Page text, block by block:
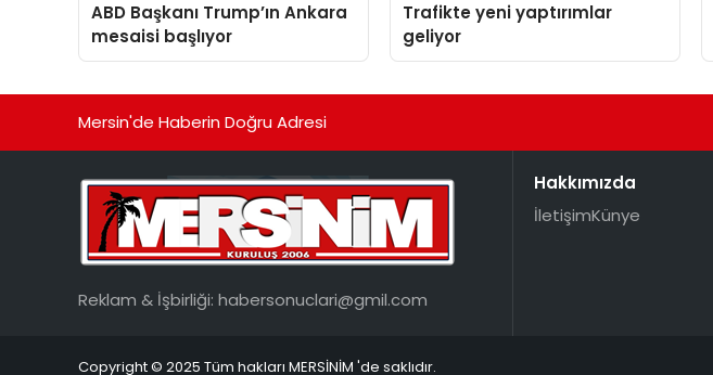
ABD Başkanı Trump’ın Ankara
mesaisi başlıyor
Trafikte yeni yaptırımlar
geliyor
Mersin'de Haberin Doğru Adresi
Reklam & İşbirliği: habersonuclari@gmil.com
Hakkımızda
İletişimKünye
Copyright © 2025 Tüm hakları MERSİNİM 'de saklıdır.